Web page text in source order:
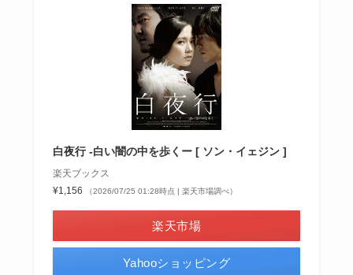
白夜行 -白い闇の中を歩くー [ ソン・イェジン ]
楽天ブックス
¥1,156
（2026/07/25 01:28時点 | 楽天市場調べ）
楽天市場
Yahooショッピング